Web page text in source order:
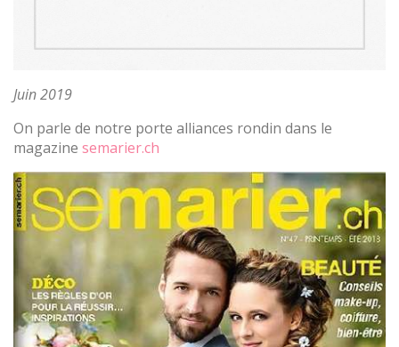
Juin 2019
On parle de notre porte alliances rondin dans le
magazine semarier.ch